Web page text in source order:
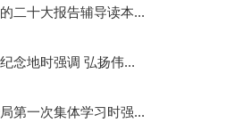
二十大报告辅导读本...
念地时强调 弘扬伟...
第一次集体学习时强...